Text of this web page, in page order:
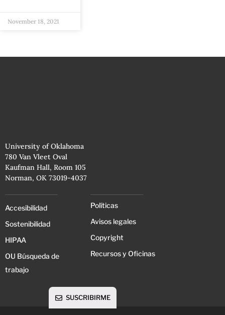
November 18, 2021
University of Oklahoma
780 Van Vleet Oval
Kaufman Hall, Room 105
Norman, OK 73019-4037
Accesibilidad
Sostenibilidad
HIPAA
OU Búsqueda de
trabajo
Políticas
Avisos legales
Copyright
Recursos y Oficinas
SUSCRIBIRME